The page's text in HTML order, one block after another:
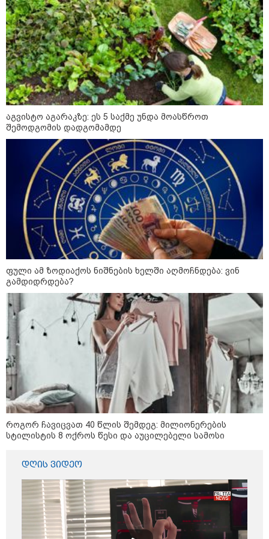
როგორ ჩავიცვათ 40 წლის
შემდეგ: მილიონერების
სტილისტის 8 ოქროს წესი და
აუცილებელი სამოსი
მსოფლიო
13:15 / 08-08-2026
უძველესი სენი და ეპიდემია: აშშ-ში
ერთდროულად კეთრს და ნაწლავურ
ინფექციას ებრძვიან - რა უნდა ვიცოდეთ
და რამდენად სახიფათოა
18:35 / 08-08-2026
აგვისტო აგარაკზე: ეს 5 საქმე უნდა მოასწროთ
შემოდგომის დადგომამდე
ფული ამ ზოდიაქოს ნიშნების ხელში აღმოჩნდება: ვინ
გამდიდრდება?
როგორ ჩავიცვათ 40 წლის შემდეგ: მილიონერების
სტილისტის 8 ოქროს წესი და აუცილებელი სამოსი
დღის ვიდეო